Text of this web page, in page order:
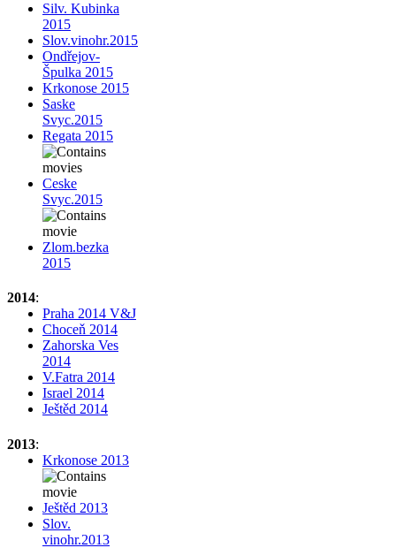
Silv. Kubinka
2015
Slov.vinohr.2015
Ondřejov-
Špulka 2015
Krkonose 2015
Saske
Svyc.2015
Regata 2015
Ceske
Svyc.2015
Zlom.bezka
2015
2014:
Praha 2014 V&J
Choceň 2014
Zahorska Ves
2014
V.Fatra 2014
Israel 2014
Ještěd 2014
2013:
Krkonose 2013
Ještěd 2013
Slov.
vinohr.2013